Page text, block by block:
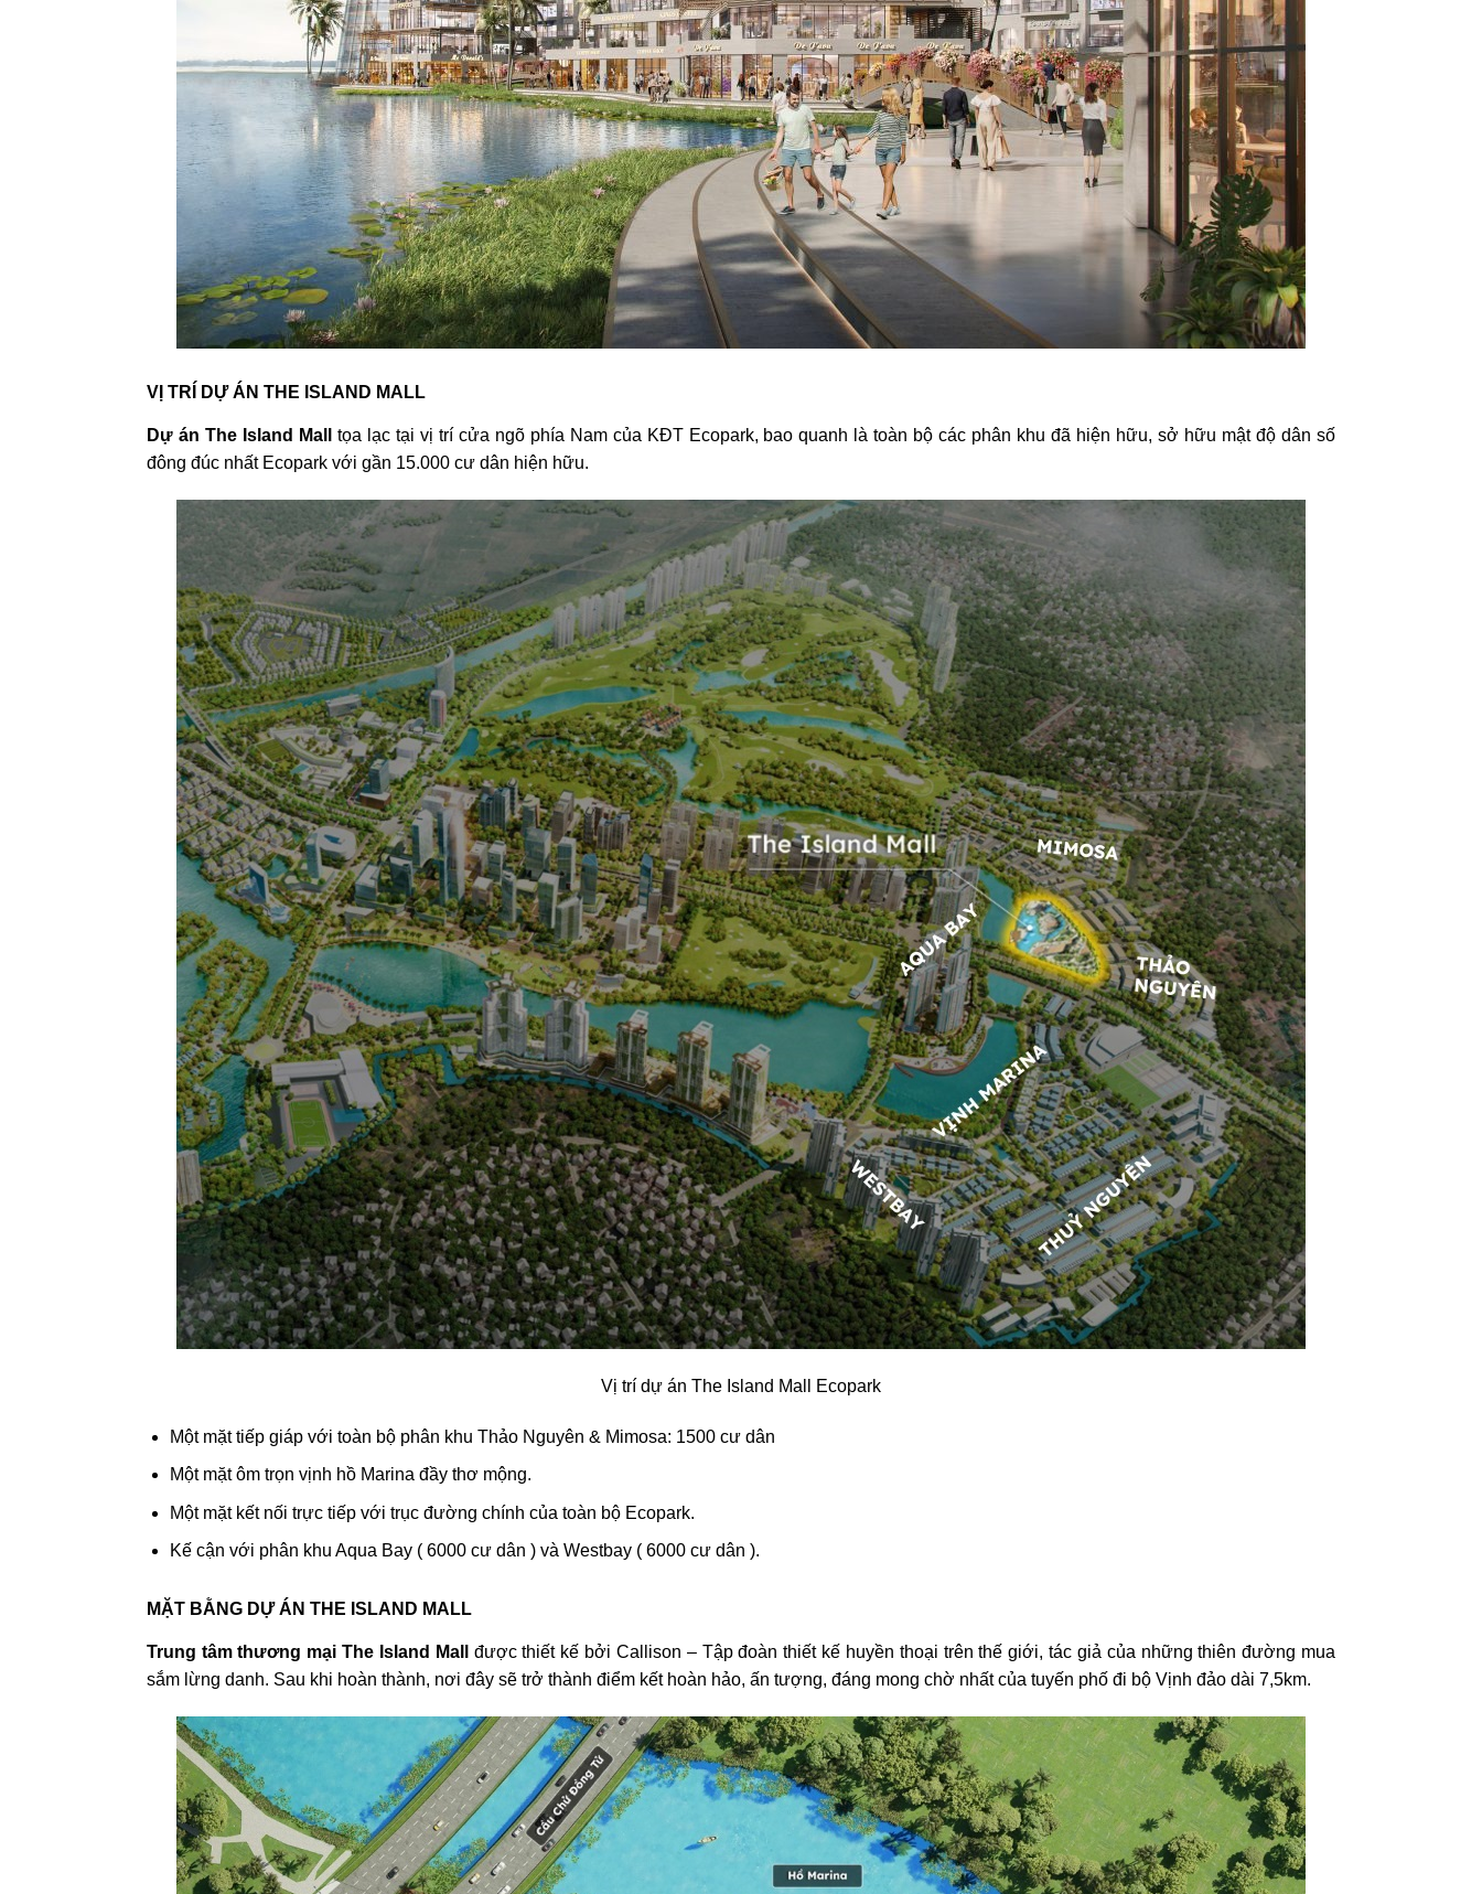
VỊ TRÍ DỰ ÁN THE ISLAND MALL
Dự án The Island Mall
tọa lạc tại vị trí cửa ngõ phía Nam của KĐT Ecopark, bao quanh là toàn bộ các phân khu đã hiện hữu, sở hữu mật độ dân số
đông đúc nhất Ecopark với gần 15.000 cư dân hiện hữu.
Vị trí dự án The Island Mall Ecopark
Một mặt tiếp giáp với toàn bộ phân khu Thảo Nguyên & Mimosa: 1500 cư dân
Một mặt ôm trọn vịnh hồ Marina đầy thơ mộng.
Một mặt kết nối trực tiếp với trục đường chính của toàn bộ Ecopark.
Kế cận với phân khu Aqua Bay ( 6000 cư dân ) và Westbay ( 6000 cư dân ).
MẶT BẰNG DỰ ÁN THE ISLAND MALL
Trung tâm thương mại The Island Mall
được thiết kế bởi Callison – Tập đoàn thiết kế huyền thoại trên thế giới, tác giả của những thiên đường mua
sắm lừng danh. Sau khi hoàn thành, nơi đây sẽ trở thành điểm kết hoàn hảo, ấn tượng, đáng mong chờ nhất của tuyến phố đi bộ Vịnh đảo dài 7,5km.